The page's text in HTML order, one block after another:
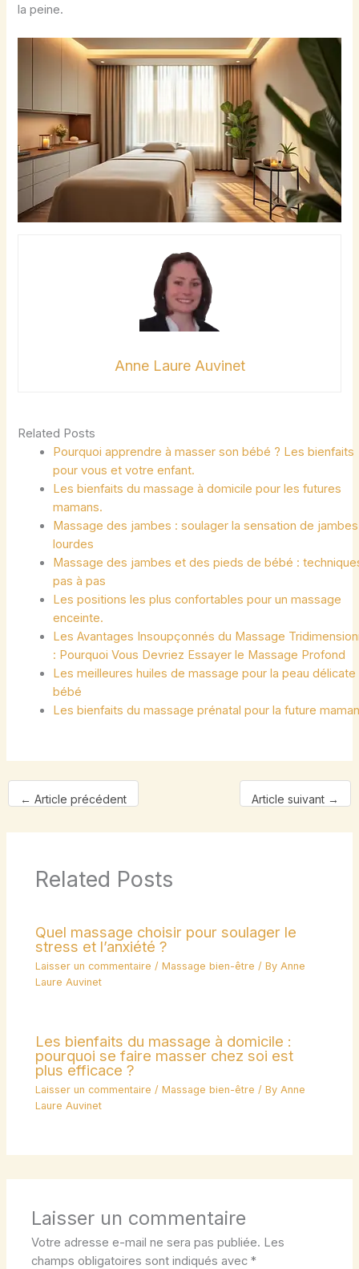
la peine.
Anne Laure Auvinet
Related Posts
Pourquoi apprendre à masser son bébé ? Les bienfaits
pour vous et votre enfant.
Les bienfaits du massage à domicile pour les futures
mamans.
Massage des jambes : soulager la sensation de jambes
lourdes
Massage des jambes et des pieds de bébé :
pas à pas
Les positions les plus confortables pour un massage
enceinte.
Les Avantages Insoupçonnés du Massage
: Pourquoi Vous Devriez Essayer le Massage Profond
Les meilleures huiles de massage pour la peau
bébé
Les bienfaits du massage prénatal pour la future
← Article précédent Article suivant →
Related Posts
Quel massage choisir pour soulager le
stress et l’anxiété ?
Laisser un commentaire /Massage bien-être / By Anne
Laure Auvinet
Les bienfaits du massage à domicile :
pourquoi se faire masser chez soi est
plus efficace ?
Laisser un commentaire /Massage bien-être / ByAnne
Laure Auvinet
Laisser un commentaire
Votre adresse e-mail ne sera pas publiée. Les
champs obligatoires sont indiqués avec*